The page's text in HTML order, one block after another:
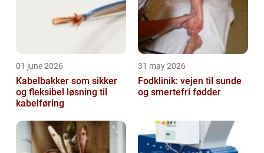
01 june 2026
Kabelbakker som sikker
og fleksibel løsning til
kabelføring
31 may 2026
Fodklinik: vejen til sunde
og smertefri fødder